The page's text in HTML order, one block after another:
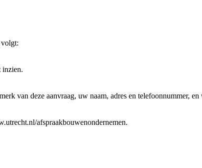
inzien.
van deze aanvraag, uw naam, adres en telefoonnummer,
afspraakbouwenondernemen.